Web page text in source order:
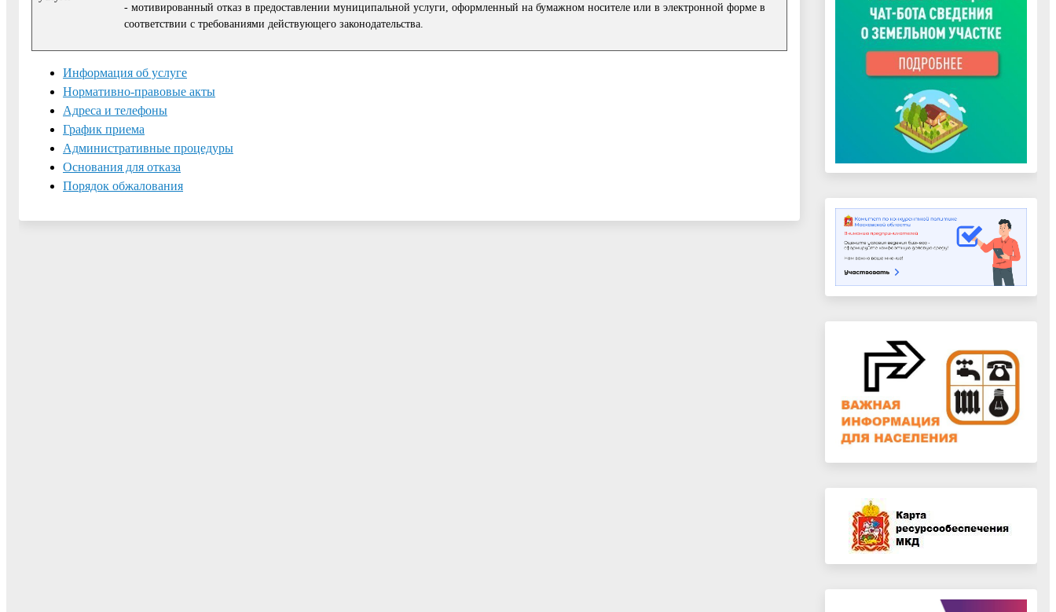
- мотивированный отказ в предоставлении муниципальной услуги, оформленный на бумажном носителе или в электронной форме в
соответствии с требованиями действующего законодательства.
Информация об услуге
Нормативно-правовые акты
Адреса и телефоны
График приема
Административные процедуры
Основания для отказа
Порядок обжалования